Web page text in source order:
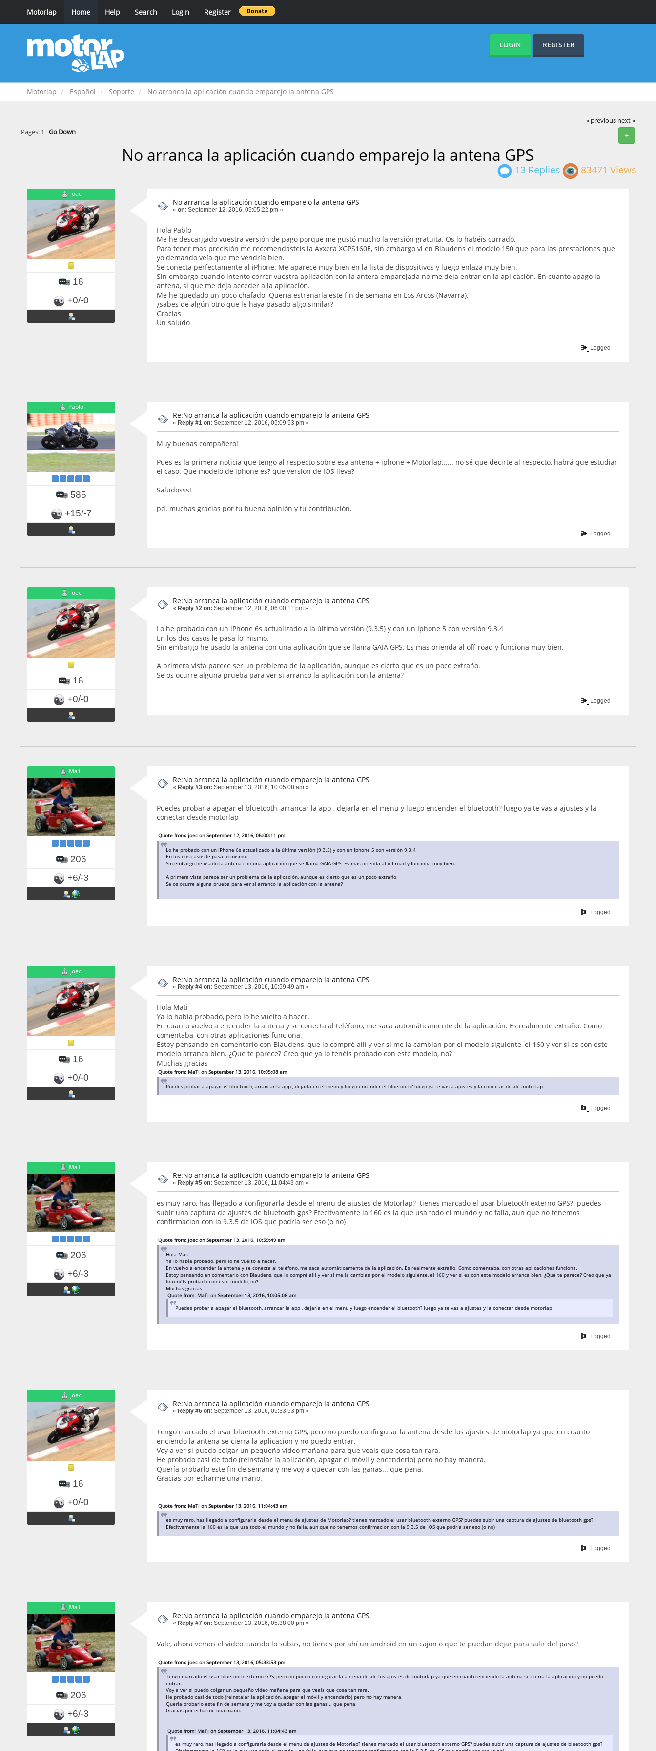
Motorlap Home Help Search Login Register
LOGIN REGISTER
Motorlap Español Soporte No arranca la aplicación cuando emparejo la antena GPS
« previous next »
+
Pages: 1 Go Down
No arranca la aplicación cuando emparejo la antena GPS
13 Replies 83471 Views
joec
16
+0/-0
No arranca la aplicación cuando emparejo la antena GPS
« on: September 12, 2016, 05:05:22 pm »
Hola Pablo
Me he descargado vuestra versión de pago porque me gustó mucho la versión gratuita. Os lo habéis currado.
Para tener mas precisión me recomendasteis la Axxera XGPS160E, sin embargo vi en Blaudens el modelo 150 que para las prestaciones que
yo demando veía que me vendría bien.
Se conecta perfectamente al iPhone. Me aparece muy bien en la lista de dispositivos y luego enlaza muy bien.
Sin embargo cuando intento correr vuestra aplicación con la antera emparejada no me deja entrar en la aplicación. En cuanto apago la
antena, si que me deja acceder a la aplicación.
Me he quedado un poco chafado. Quería estrenarla este fin de semana en Los Arcos (Navarra).
¿sabes de algún otro que le haya pasado algo similar?
Gracias
Un saludo
Logged
Pablo
585
+15/-7
Re:No arranca la aplicación cuando emparejo la antena GPS
« Reply #1 on: September 12, 2016, 05:09:53 pm »
Muy buenas compañero!
Pues es la primera noticia que tengo al respecto sobre esa antena + iphone + Motorlap...... no sé que decirte al respecto, habrá que estudiar
el caso. Que modelo de iphone es? que version de IOS lleva?
Saludosss!
pd. muchas gracias por tu buena opinión y tu contribución.
Logged
joec
16
+0/-0
Re:No arranca la aplicación cuando emparejo la antena GPS
« Reply #2 on: September 12, 2016, 06:00:11 pm »
Lo he probado con un iPhone 6s actualizado a la última versión (9.3.5) y con un Iphone 5 con versión 9.3.4
En los dos casos le pasa lo mismo.
Sin embargo he usado la antena con una aplicación que se llama GAIA GPS. Es mas orienda al off-road y funciona muy bien.
A primera vista parece ser un problema de la aplicación, aunque es cierto que es un poco extraño.
Se os ocurre alguna prueba para ver si arranco la aplicación con la antena?
Logged
MaTi
206
+6/-3
Re:No arranca la aplicación cuando emparejo la antena GPS
« Reply #3 on: September 13, 2016, 10:05:08 am »
Puedes probar a apagar el bluetooth, arrancar la app , dejarla en el menu y luego encender el bluetooth? luego ya te vas a ajustes y la
conectar desde motorlap
Quote from: joec on September 12, 2016, 06:00:11 pm
Lo he probado con un iPhone 6s actualizado a la última versión (9.3.5) y con un Iphone 5 con versión 9.3.4
En los dos casos le pasa lo mismo.
Sin embargo he usado la antena con una aplicación que se llama GAIA GPS. Es mas orienda al off-road y funciona muy bien.
A primera vista parece ser un problema de la aplicación, aunque es cierto que es un poco extraño.
Se os ocurre alguna prueba para ver si arranco la aplicación con la antena?
Logged
joec
16
+0/-0
Re:No arranca la aplicación cuando emparejo la antena GPS
« Reply #4 on: September 13, 2016, 10:59:49 am »
Hola Mati
Ya lo había probado, pero lo he vuelto a hacer.
En cuanto vuelvo a encender la antena y se conecta al teléfono, me saca automáticamente de la aplicación. Es realmente extraño. Como
comentaba, con otras aplicaciones funciona.
Estoy pensando en comentarlo con Blaudens, que lo compré allí y ver si me la cambian por el modelo siguiente, el 160 y ver si es con este
modelo arranca bien. ¿Que te parece? Creo que ya lo tenéis probado con este modelo, no?
Muchas gracias
Quote from: MaTi on September 13, 2016, 10:05:08 am
Puedes probar a apagar el bluetooth, arrancar la app , dejarla en el menu y luego encender el bluetooth? luego ya te vas a ajustes y la conectar desde motorlap
Logged
MaTi
206
+6/-3
Re:No arranca la aplicación cuando emparejo la antena GPS
« Reply #5 on: September 13, 2016, 11:04:43 am »
es muy raro, has llegado a configurarla desde el menu de ajustes de Motorlap? tienes marcado el usar bluetooth externo GPS? puedes
subir una captura de ajustes de bluetooth gps? Efecitvamente la 160 es la que usa todo el mundo y no falla, aun que no tenemos
confirmacion con la 9.3.5 de IOS que podría ser eso (o no)
Quote from: joec on September 13, 2016, 10:59:49 am
Hola Mati
Ya lo había probado, pero lo he vuelto a hacer.
En vuelvo a encender la antena y se conecta al teléfono, me saca automáticamente de la aplicación. Es realmente extraño. Como comentaba, con otras aplicaciones funciona.
Estoy pensando en comentarlo con Blaudens, que lo compré allí y ver si me la cambian por el modelo siguiente, el 160 y ver si es con este modelo arranca bien. ¿Que te parece? Creo que ya
lo tenéis probado con este modelo, no?
Muchas gracias
Quote from: MaTi on September 13, 2016, 10:05:08 am
Puedes probar a apagar el bluetooth, arrancar la app , dejarla en el menu y luego encender el bluetooth? luego ya te vas a ajustes y la conectar desde motorlap
Logged
joec
16
+0/-0
Re:No arranca la aplicación cuando emparejo la antena GPS
« Reply #6 on: September 13, 2016, 05:33:53 pm »
Tengo marcado el usar bluetooth externo GPS, pero no puedo confirgurar la antena desde los ajustes de motorlap ya que en cuanto
enciendo la antena se cierra la aplicación y no puedo entrar.
Voy a ver si puedo colgar un pequeño video mañana para que veais que cosa tan rara.
He probado casi de todo (reinstalar la aplicación, apagar el móvil y encenderlo) pero no hay manera.
Quería probarlo este fin de semana y me voy a quedar con las ganas... que pena.
Gracias por echarme una mano.
Quote from: MaTi on September 13, 2016, 11:04:43 am
es muy raro, has llegado a configurarla desde el menu de ajustes de Motorlap? tienes marcado el usar bluetooth externo GPS? puedes subir una captura de ajustes de bluetooth gps?
Efecitvamente la 160 es la que usa todo el mundo y no falla, aun que no tenemos confirmacion con la 9.3.5 de IOS que podría ser eso (o no)
Logged
MaTi
206
+6/-3
Re:No arranca la aplicación cuando emparejo la antena GPS
« Reply #7 on: September 13, 2016, 05:38:00 pm »
Vale, ahora vemos el video cuando lo subas, no tienes por ahí un android en un cajon o que te puedan dejar para salir del paso?
Quote from: joec on September 13, 2016, 05:33:53 pm
Tengo marcado el usar bluetooth externo GPS, pero no puedo confirgurar la antena desde los ajustes de motorlap ya que en cuanto enciendo la antena se cierra la aplicación y no puedo
entrar.
Voy a ver si puedo colgar un pequeño video mañana para que veais que cosa tan rara.
He probado casi de todo (reinstalar la aplicación, apagar el móvil y encenderlo) pero no hay manera.
Quería probarlo este fin de semana y me voy a quedar con las ganas... que pena.
Gracias por echarme una mano.
Quote from: MaTi on September 13, 2016, 11:04:43 am
es muy raro, has llegado a configurarla desde el menu de ajustes de Motorlap? tienes marcado el usar bluetooth externo GPS? puedes subir una captura de ajustes de bluetooth gps?